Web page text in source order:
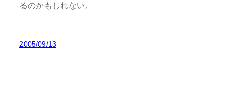
るのかもしれない。
2005/09/13